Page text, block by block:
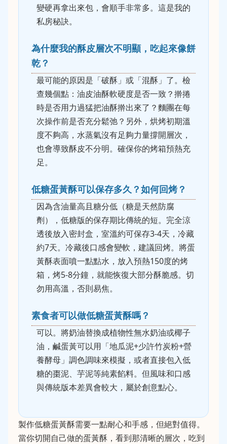
變硬再拿出來包，會順手非常多。這是我的
私房秘訣。
為什麼我的酥皮層次不明顯，吃起來像餅
乾？
最可能的原因是「破酥」或「混酥」了。檢
查幾個點：油皮油酥軟硬度是否一致？擀捲
時是否用力過猛把油酥擀出來了？麵團在每
次操作前是否充分鬆弛？另外，烘烤初期溫
度不夠高，水蒸氣沒有足夠力量撐開層次，
也會導致酥皮不分明。確保你的烤箱預熱充
足。
低糖蛋黃酥可以保存多久？如何回烤？
因為含油量高且糖分低（糖是天然防腐
劑），低糖版的保存期比傳統的短。完全涼
透後放入密封盒，室溫約可保存3-4天，冷藏
約7天。冷藏後口感會變軟，建議回烤。將蛋
黃酥表面噴一點點水，放入預熱150度的烤
箱，烤5-8分鐘，就能恢復大部分酥脆感。切
勿用高溫，否則易焦。
素食者可以做低糖蛋黃酥嗎？
可以。將奶油替換成植物性無水奶油或椰子
油，鹹蛋黃可以用「地瓜泥+少許竹炭粉+營
養酵母」調色調味來模擬，或者直接包入低
糖的棗泥、芋泥等純素餡料。但風味和口感
與傳統版本差異會較大，屬於創意點心。
製作低糖蛋黃酥需要一點耐心和手感，但絕對值得。
當你切開自己做的蛋黃酥，看到那清晰的層次，吃到